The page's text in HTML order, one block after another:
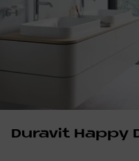
Du­ra­vit Hap­py